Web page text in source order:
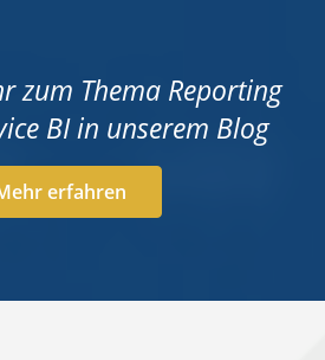
zum Thema Reporting
BI in unserem Blog
erfahren